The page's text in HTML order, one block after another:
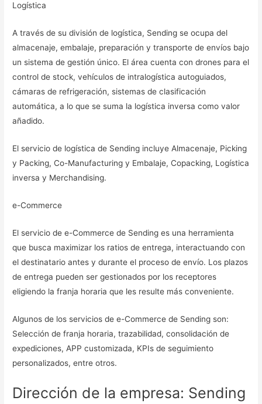
Logística
A través de su división de logística, Sending se ocupa del
almacenaje, embalaje, preparación y transporte de envíos bajo
un sistema de gestión único. El área cuenta con drones para el
control de stock, vehículos de intralogística autoguiados,
cámaras de refrigeración, sistemas de clasificación
automática, a lo que se suma la logística inversa como valor
añadido.
El servicio de logística de Sending incluye Almacenaje, Picking
y Packing, Co-Manufacturing y Embalaje, Copacking, Logística
inversa y Merchandising.
e-Commerce
El servicio de e-Commerce de Sending es una herramienta
que busca maximizar los ratios de entrega, interactuando con
el destinatario antes y durante el proceso de envío. Los plazos
de entrega pueden ser gestionados por los receptores
eligiendo la franja horaria que les resulte más conveniente.
Algunos de los servicios de e-Commerce de Sending son:
Selección de franja horaria, trazabilidad, consolidación de
expediciones, APP customizada, KPIs de seguimiento
personalizados, entre otros.
Dirección de la empresa: Sending